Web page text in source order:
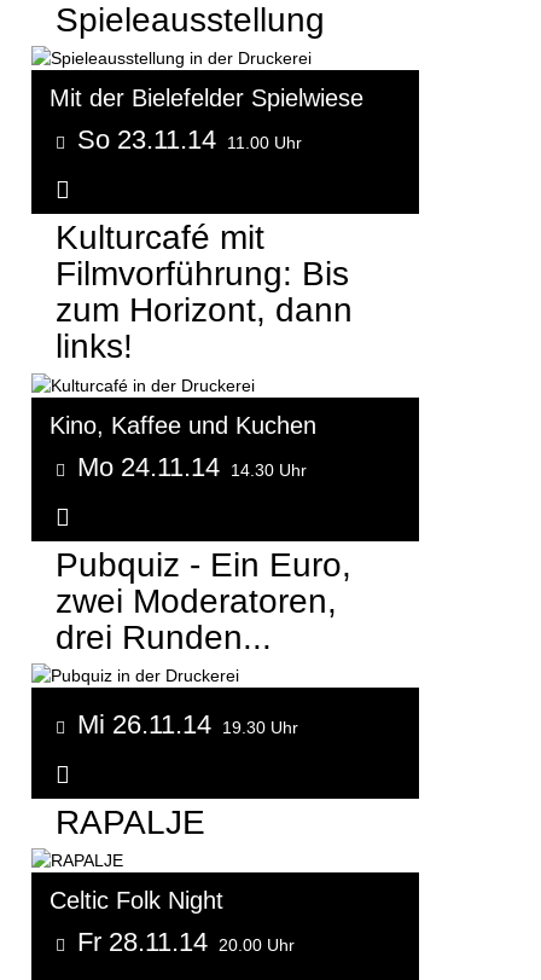
Spieleausstellung
Mit der Bielefelder Spielwiese
So 23.11.14 11.00 Uhr
Kulturcafé mit
Filmvorführung: Bis
zum Horizont, dann
links!
Kino, Kaffee und Kuchen
Mo 24.11.14 14.30 Uhr
Pubquiz - Ein Euro,
zwei Moderatoren,
drei Runden...
Mi 26.11.14 19.30 Uhr
RAPALJE
Celtic Folk Night
Fr 28.11.14 20.00 Uhr